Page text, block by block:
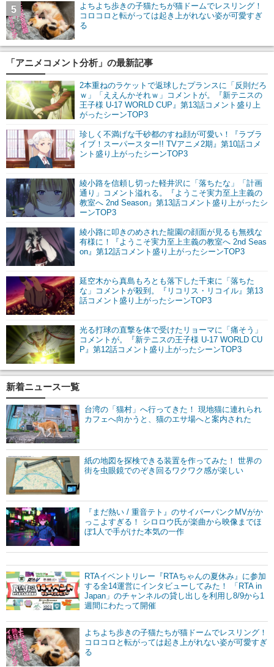
よちよち歩きの子猫たちが猫ドームでレスリング！
コロコロと転がっては起き上がれない姿が可愛すぎ
る
5
「アニメコメント分析」の最新記事
2本重ねのラケットで返球したプランスに「反則だろ
ｗ」「ええんかそれｗ」コメントが。『新テニスの
王子様 U-17 WORLD CUP』第13話コメント盛り上
がったシーンTOP3
珍しく不満げな千砂都のすね顔が可愛い！『ラブラ
イブ！スーパースター!! TVアニメ2期』第10話コメ
ント盛り上がったシーンTOP3
綾小路を信頼し切った軽井沢に「落ちたな」「計画
通り」コメント溢れる。『ようこそ実力至上主義の
教室へ 2nd Season』第13話コメント盛り上がったシ
ーンTOP3
綾小路に叩きのめされた龍園の顔面が見るも無残な
有様に！『ようこそ実力至上主義の教室へ 2nd Seas
on』第12話コメント盛り上がったシーンTOP3
延空木から真島もろとも落下した千束に「落ちた
な」コメントが殺到。『リコリス・リコイル』第13
話コメント盛り上がったシーンTOP3
光る打球の直撃を体で受けたリョーマに「痛そう」
コメントが。『新テニスの王子様 U-17 WORLD CU
P』第12話コメント盛り上がったシーンTOP3
新着ニュース一覧
台湾の「猫村」へ行ってきた！ 現地猫に連れられ
カフェへ向かうと、猫のエサ場へと案内された
紙の地図を探検できる装置を作ってみた！ 世界の
街を虫眼鏡でのぞき回るワクワク感が楽しい
『まだ熱い / 重音テト』のサイバーパンクMVがか
っこよすぎる！ シロロウ氏が楽曲から映像までほ
ぼ1人で手がけた本気の一作
RTAイベントリレー『RTAちゃんの夏休み』に参加
する全14運営にインタビューしてみた！ 「RTA in
Japan」のチャンネルの貸し出しを利用し8/9から1
週間にわたって開催
よちよち歩きの子猫たちが猫ドームでレスリング！
コロコロと転がっては起き上がれない姿が可愛すぎ
る